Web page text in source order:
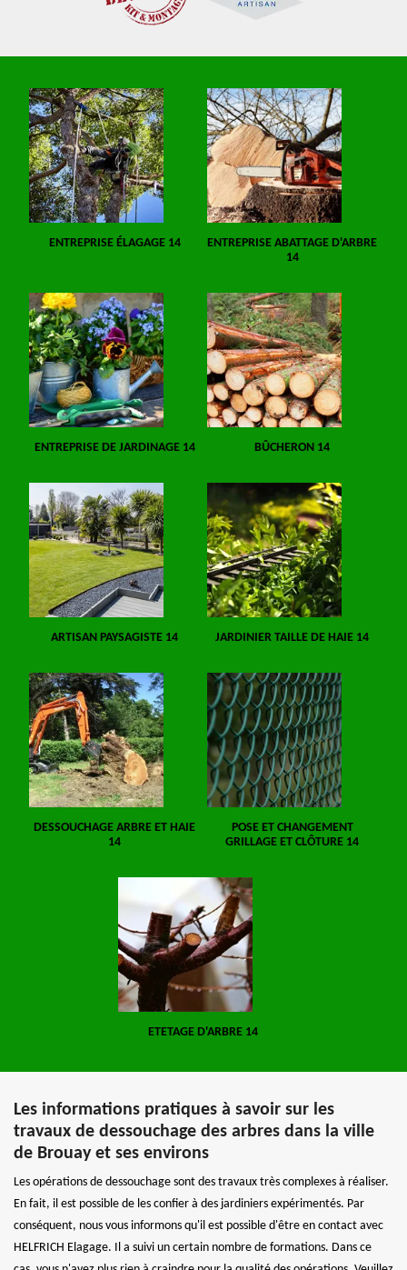
ENTREPRISE ÉLAGAGE 14
ENTREPRISE ABATTAGE D'ARBRE
14
ENTREPRISE DE JARDINAGE 14 BÛCHERON 14
ARTISAN PAYSAGISTE 14 JARDINIER TAILLE DE HAIE 14
DESSOUCHAGE ARBRE ET HAIE
14
POSE ET CHANGEMENT
GRILLAGE ET CLÔTURE 14
ETETAGE D'ARBRE 14
Les informations pratiques à savoir sur les
travaux de dessouchage des arbres dans la ville
de Brouay et ses environs
Les opérations de dessouchage sont des travaux très complexes à réaliser.
En fait, il est possible de les confier à des jardiniers expérimentés. Par
conséquent, nous vous informons qu'il est possible d'être en contact avec
HELFRICH Elagage. Il a suivi un certain nombre de formations. Dans ce